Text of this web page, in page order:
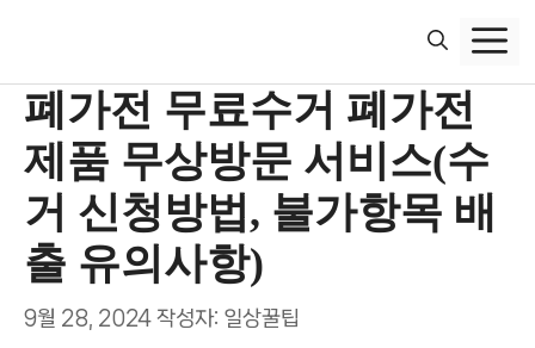
폐가전 무료수거 폐가전
제품 무상방문 서비스(수
거 신청방법, 불가항목 배
출 유의사항)
9월 28, 2024 작성자: 일상꿀팁